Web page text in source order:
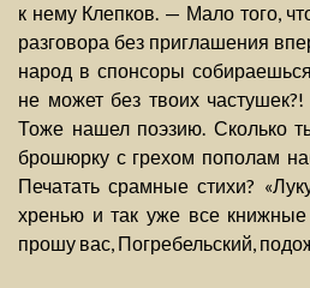
к нему Клепков. — Мало того,
разговора без приглашения
народ в спонсоры
не может без твоих
Тоже нашел поэзию. Сколько
брошюрку с грехом пополам
Печатать срамные стихи?
хренью и так уже все
прошу вас, Погребельский,